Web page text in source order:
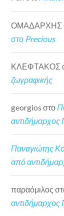
ΟΜΑΔΑΡΧΗΣ
στο Precious
ΚΛΕΦΤΑΚΟΣ
ζωγραφικής
georgios στο
αντιδήμαρχος
Παναγιώτης
από
παραόμιλος
αντιδήμαρχος